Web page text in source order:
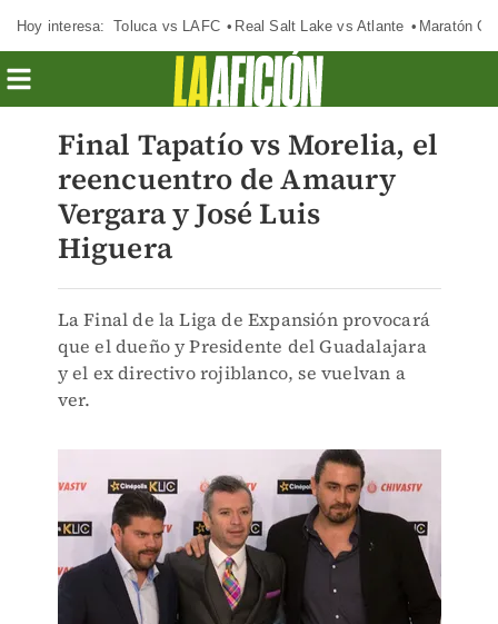
Hoy interesa: Toluca vs LAFC Real Salt Lake vs Atlante Maratón
Final Tapatío vs Morelia, el
reencuentro de Amaury
Vergara y José Luis
Higuera
La Final de la Liga de Expansión provocará
que el dueño y Presidente del Guadalajara
y el ex directivo rojiblanco, se vuelvan a
ver.